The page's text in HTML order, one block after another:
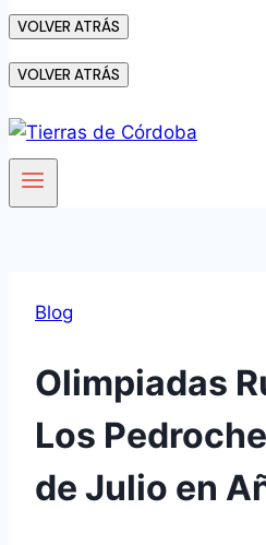
VOLVER ATRÁS
VOLVER ATRÁS
Blog
Olimpiadas
Los
de Julio en